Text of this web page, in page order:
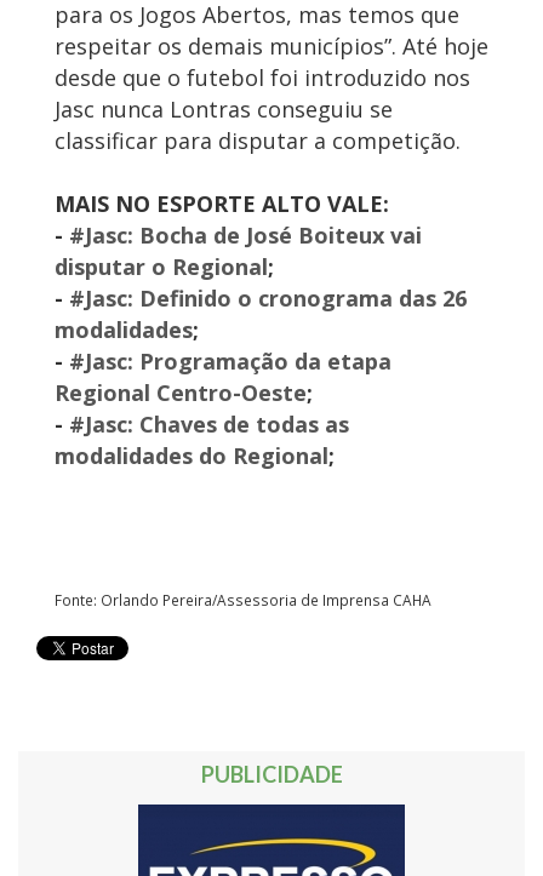
para os Jogos Abertos, mas temos que
respeitar os demais municípios”. Até hoje
desde que o futebol foi introduzido nos
Jasc nunca Lontras conseguiu se
classificar para disputar a competição.
MAIS NO ESPORTE ALTO VALE:
- #Jasc: Bocha de José Boiteux vai
disputar o Regional;
- #Jasc: Definido o cronograma das 26
modalidades;
- #Jasc: Programação da etapa
Regional Centro-Oeste;
- #Jasc: Chaves de todas as
modalidades do Regional;
Fonte: Orlando Pereira/Assessoria de Imprensa CAHA
PUBLICIDADE